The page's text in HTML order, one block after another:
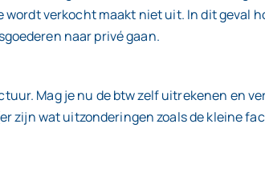
wordt verkocht maakt niet uit. In dit geval
naar privé gaan.
Mag je nu de btw zelf uitrekenen en
zijn wat uitzonderingen zoals de kleine